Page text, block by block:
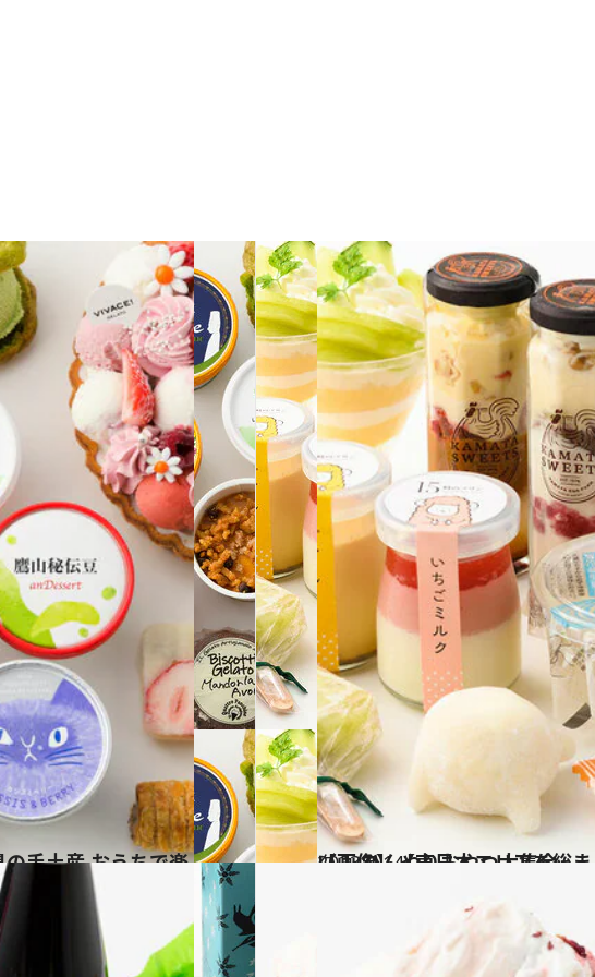
2023.7.14
【画像】【東日本エリアを総まとめ】47都道府県の手土産 夏にうれしい！ ひんやりおやつ大集合
グルメ